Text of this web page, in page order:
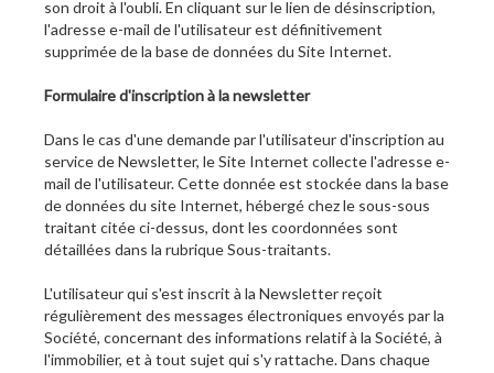
son droit à l'oubli. En cliquant sur le lien de désinscription,
l'adresse e-mail de l'utilisateur est définitivement
supprimée de la base de données du Site Internet.
Formulaire d'inscription à la newsletter
Dans le cas d'une demande par l'utilisateur d'inscription au
service de Newsletter, le Site Internet collecte l'adresse e-
mail de l'utilisateur. Cette donnée est stockée dans la base
de données du site Internet, hébergé chez le sous-sous
traitant citée ci-dessus, dont les coordonnées sont
détaillées dans la rubrique Sous-traitants.
L'utilisateur qui s'est inscrit à la Newsletter reçoit
régulièrement des messages électroniques envoyés par la
Société, concernant des informations relatif à la Société, à
l'immobilier, et à tout sujet qui s'y rattache. Dans chaque